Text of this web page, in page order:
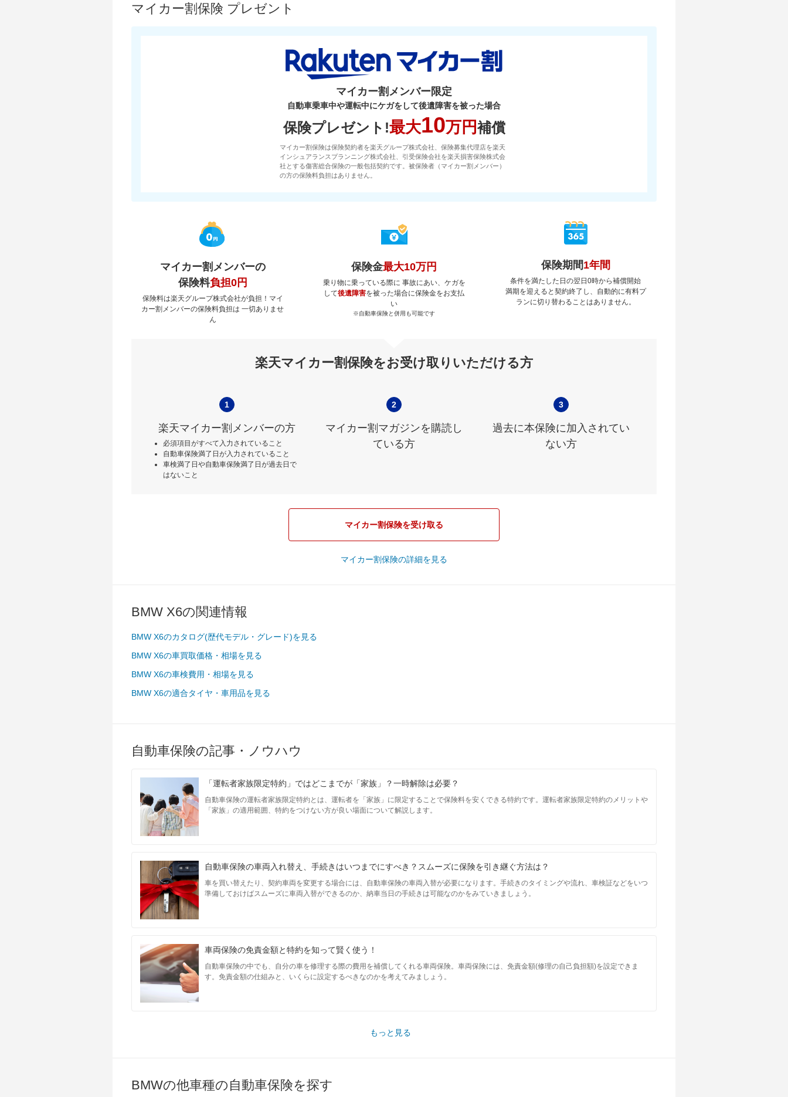
マイカー割保険 プレゼント
マイカー割メンバー限定
自動車乗車中や運転中にケガをして後遺障害を被った場合
保険プレゼント!最大10万円補償
マイカー割保険は保険契約者を楽天グループ株式会社、保険募集代理店を楽天
インシュアランスプランニング株式会社、引受保険会社を楽天損害保険株式会
社とする傷害総合保険の一般包括契約です。被保険者（マイカー割メンバー）
の方の保険料負担はありません。
マイカー割メンバーの
保険料負担0円
保険料は楽天グループ株式会社が負担！マイ
カー割メンバーの保険料負担は 一切ありませ
ん
保険金最大10万円
乗り物に乗っている際に 事故にあい、ケガを
して後遺障害を被った場合に保険金をお支払
い
※自動車保険と併用も可能です
保険期間1年間
条件を満たした日の翌日0時から補償開始
満期を迎えると契約終了し、自動的に有料プ
ランに切り替わることはありません。
楽天マイカー割保険をお受け取りいただける方
1
楽天マイカー割メンバーの方
必須項目がすべて入力されていること
自動車保険満了日が入力されていること
車検満了日や自動車保険満了日が過去日で
はないこと
2
マイカー割マガジンを購読し
ている方
3
過去に本保険に加入されてい
ない方
マイカー割保険を受け取る
マイカー割保険の詳細を見る
BMW X6の関連情報
BMW X6のカタログ(歴代モデル・グレード)を見る
BMW X6の車買取価格・相場を見る
BMW X6の車検費用・相場を見る
BMW X6の適合タイヤ・車用品を見る
自動車保険の記事・ノウハウ
「運転者家族限定特約」ではどこまでが「家族」？一時解除は必要？
自動車保険の運転者家族限定特約とは、運転者を「家族」に限定することで保険料を安くできる特約です。運転者家族限定特約のメリットや
「家族」の適用範囲、特約をつけない方が良い場面について解説します。
自動車保険の車両入れ替え、手続きはいつまでにすべき？スムーズに保険を引き継ぐ方法は？
車を買い替えたり、契約車両を変更する場合には、自動車保険の車両入替が必要になります。手続きのタイミングや流れ、車検証などをいつ
準備しておけばスムーズに車両入替ができるのか、納車当日の手続きは可能なのかをみていきましょう。
車両保険の免責金額と特約を知って賢く使う！
自動車保険の中でも、自分の車を修理する際の費用を補償してくれる車両保険。車両保険には、免責金額(修理の自己負担額)を設定できま
す。免責金額の仕組みと、いくらに設定するべきなのかを考えてみましょう。
もっと見る
BMWの他車種の自動車保険を探す